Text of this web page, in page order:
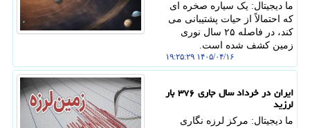
ما دیجیتال: یک سیاره صخره ای
که احتمالاً از حیات پشتیبانی می
کند، در فاصله ۲۵ سال نوری
زمین کشف شده است.
۱۴۰۵/۰۴/۱۶ ۱۹:۲۵:۲۹
ایران در خرداد سال جاری ۳۷۶ بار
لرزید
ما دیجیتال: مرکز لرزه نگاری